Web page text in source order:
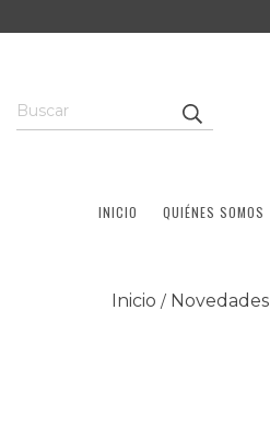
INICIO QUIÉNES SOMOS
Inicio / Novedades